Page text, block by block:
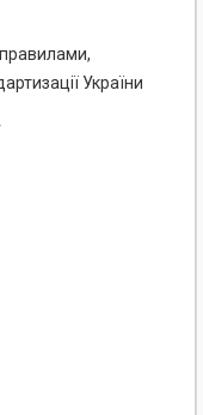
України